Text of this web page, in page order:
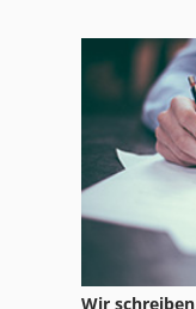
Fräsmaschine
Hettich
Mebus
Wir